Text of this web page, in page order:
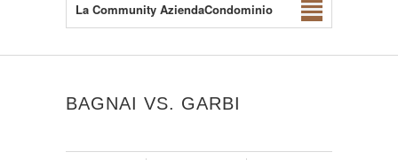
La Community AziendaCondominio
BAGNAI VS. GARBI